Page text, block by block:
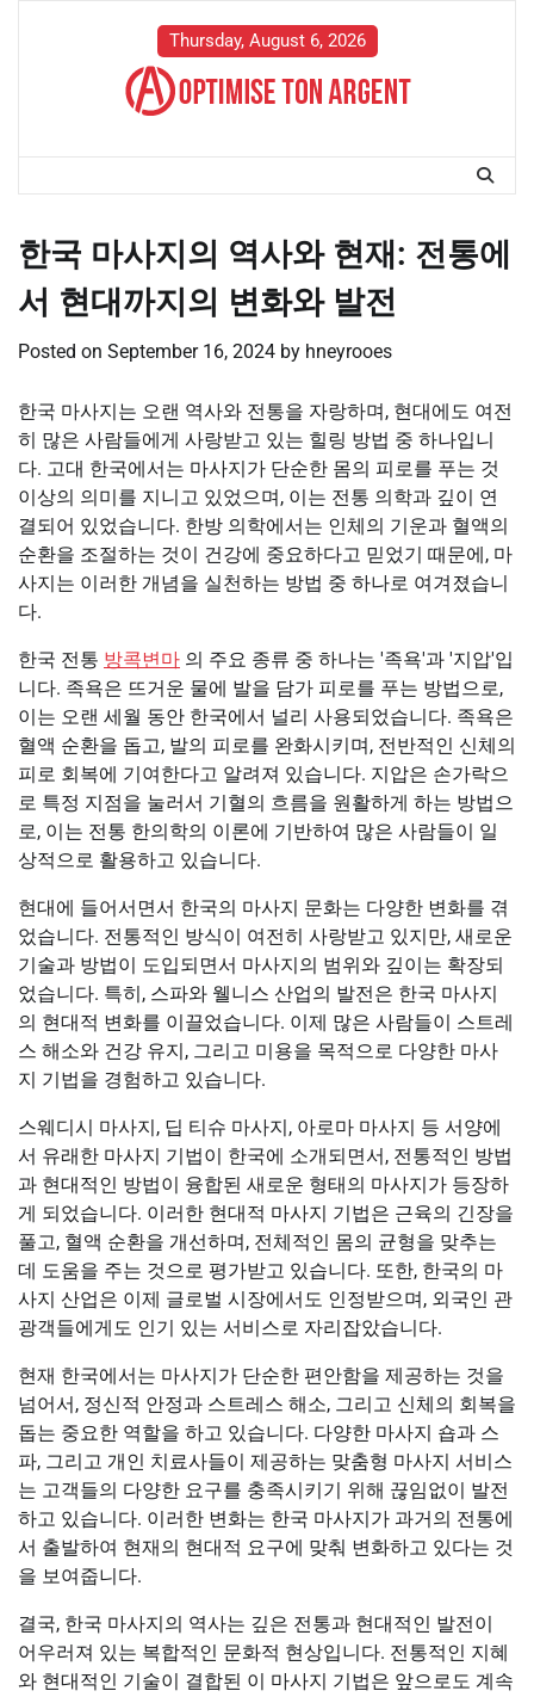
Thursday, August 6, 2026
한국 마사지의 역사와 현재: 전통에
서 현대까지의 변화와 발전
Posted on September 16, 2024 by hneyrooes
한국 마사지는 오랜 역사와 전통을 자랑하며, 현대에도 여전
히 많은 사람들에게 사랑받고 있는 힐링 방법 중 하나입니
다. 고대 한국에서는 마사지가 단순한 몸의 피로를 푸는 것
이상의 의미를 지니고 있었으며, 이는 전통 의학과 깊이 연
결되어 있었습니다. 한방 의학에서는 인체의 기운과 혈액의
순환을 조절하는 것이 건강에 중요하다고 믿었기 때문에, 마
사지는 이러한 개념을 실천하는 방법 중 하나로 여겨졌습니
다.
한국 전통 방콕변마 의 주요 종류 중 하나는 '족욕'과 '지압'입
니다. 족욕은 뜨거운 물에 발을 담가 피로를 푸는 방법으로,
이는 오랜 세월 동안 한국에서 널리 사용되었습니다. 족욕은
혈액 순환을 돕고, 발의 피로를 완화시키며, 전반적인 신체의
피로 회복에 기여한다고 알려져 있습니다. 지압은 손가락으
로 특정 지점을 눌러서 기혈의 흐름을 원활하게 하는 방법으
로, 이는 전통 한의학의 이론에 기반하여 많은 사람들이 일
상적으로 활용하고 있습니다.
현대에 들어서면서 한국의 마사지 문화는 다양한 변화를 겪
었습니다. 전통적인 방식이 여전히 사랑받고 있지만, 새로운
기술과 방법이 도입되면서 마사지의 범위와 깊이는 확장되
었습니다. 특히, 스파와 웰니스 산업의 발전은 한국 마사지
의 현대적 변화를 이끌었습니다. 이제 많은 사람들이 스트레
스 해소와 건강 유지, 그리고 미용을 목적으로 다양한 마사
지 기법을 경험하고 있습니다.
스웨디시 마사지, 딥 티슈 마사지, 아로마 마사지 등 서양에
서 유래한 마사지 기법이 한국에 소개되면서, 전통적인 방법
과 현대적인 방법이 융합된 새로운 형태의 마사지가 등장하
게 되었습니다. 이러한 현대적 마사지 기법은 근육의 긴장을
풀고, 혈액 순환을 개선하며, 전체적인 몸의 균형을 맞추는
데 도움을 주는 것으로 평가받고 있습니다. 또한, 한국의 마
사지 산업은 이제 글로벌 시장에서도 인정받으며, 외국인 관
광객들에게도 인기 있는 서비스로 자리잡았습니다.
현재 한국에서는 마사지가 단순한 편안함을 제공하는 것을
넘어서, 정신적 안정과 스트레스 해소, 그리고 신체의 회복을
돕는 중요한 역할을 하고 있습니다. 다양한 마사지 숍과 스
파, 그리고 개인 치료사들이 제공하는 맞춤형 마사지 서비스
는 고객들의 다양한 요구를 충족시키기 위해 끊임없이 발전
하고 있습니다. 이러한 변화는 한국 마사지가 과거의 전통에
서 출발하여 현재의 현대적 요구에 맞춰 변화하고 있다는 것
을 보여줍니다.
결국, 한국 마사지의 역사는 깊은 전통과 현대적인 발전이
어우러져 있는 복합적인 문화적 현상입니다. 전통적인 지혜
와 현대적인 기술이 결합된 이 마사지 기법은 앞으로도 계속